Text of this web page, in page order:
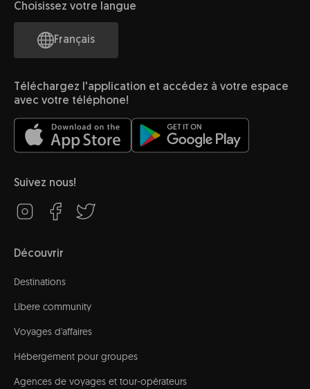
Choisissez votre langue
Français
Téléchargez l'application et accédez à votre espace
avec votre téléphone!
Suivez nous!
Découvrir
Destinations
Líbere community
Voyages d'affaires
Hébergement pour groupes
Agences de voyages et tour-opérateurs